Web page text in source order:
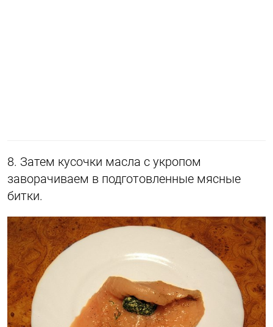
8. Затем кусочки масла с укропом
заворачиваем в подготовленные мясные
битки.